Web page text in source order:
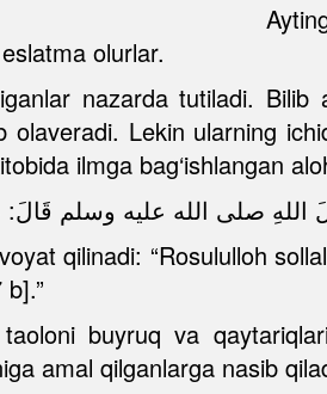
olurlar.
nazarda tutiladi.
Lekin ularning
ilmga bag‘ishlangan
qilinadi: “Rosululloh
buyruq va
amal qilganlarga nasib